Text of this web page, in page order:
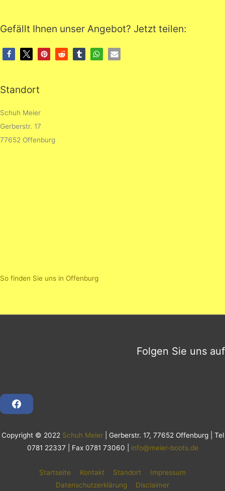
Gefällt Ihnen unser Angebot? Jetzt teilen:
Standort
Schuh Meier
Gerberstr. 17
77652 Offenburg
So finden Sie uns in Offenburg
Folgen Sie uns auf
F
a
e
b
Copyright © 2022 Schuh Meier| Gerberstr. 17, 77652 Offenburg | Tel
0781 22337 | Fax 0781 73060 | info@meier-boots.de
Startseite Kontakt Standort
Impressum
Datenschutzerklärung
Disclaimer